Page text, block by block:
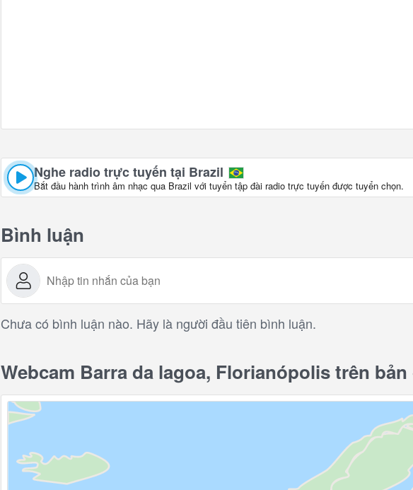
Nghe radio trực tuyến tại Brazil
Bắt đầu hành trình âm nhạc qua Brazil với tuyển tập đài radio trực tuyến được tuyển chọn.
Bình luận
Chưa có bình luận nào. Hãy là người đầu tiên bình luận.
Webcam Barra da lagoa, Florianópolis trên